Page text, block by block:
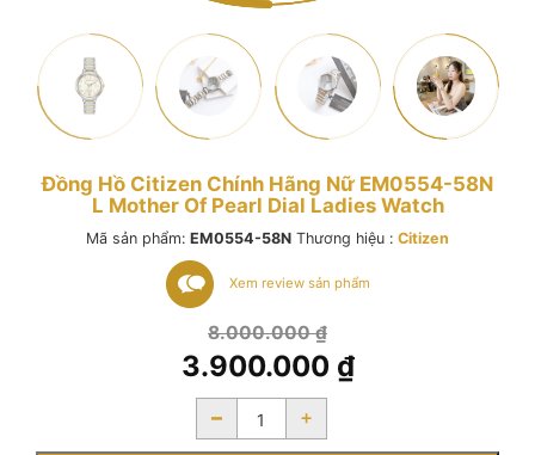
Đồng Hồ Citizen Chính Hãng Nữ EM0554-58N
L Mother Of Pearl Dial Ladies Watch
Mã sản phẩm: EM0554-58N Thương hiệu : Citizen
Xem review sản phẩm
8.000.000₫Giá
gốc
là:
8.000.000 ₫.
3.900.000 ₫
Giá
tại
- +